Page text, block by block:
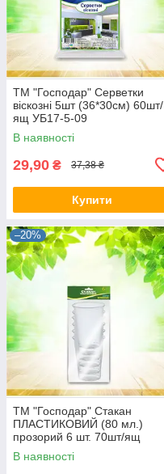
ТМ "Господар" Серветки
віскозні 5шт (36*30см) 60шт/
ящ УБ17-5-09
В наявності
29,90 ₴ 37,38 ₴
Купити
–20%
ТМ "Господар" Стакан
ПЛАСТИКОВИЙ (80 мл.)
прозорий 6 шт. 70шт/ящ
УВ19-6-63
В наявності